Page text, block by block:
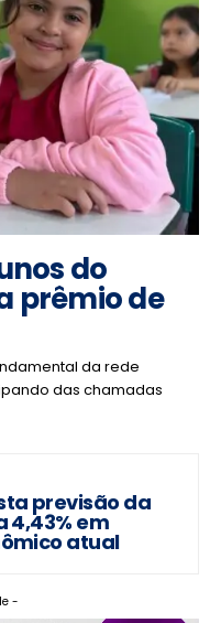
do
prêmio de
da rede
das chamadas
previsão da
4,43% em
atual
-